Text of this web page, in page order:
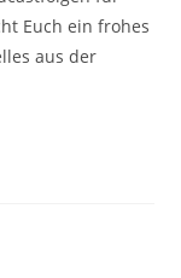
Euch ein frohes
aus der